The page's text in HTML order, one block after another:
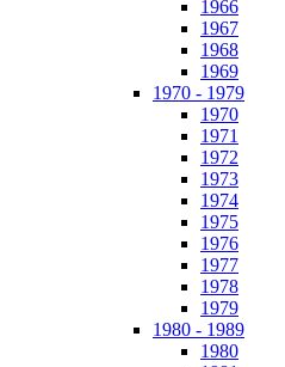
1966
1967
1968
1969
1970 - 1979
1970
1971
1972
1973
1974
1975
1976
1977
1978
1979
1980 - 1989
1980